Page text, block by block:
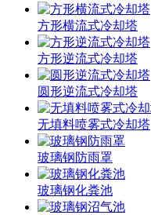
方形横流式冷却塔
方形逆流式冷却塔
圆形逆流式冷却塔
无填料喷雾式冷却塔
玻璃钢防雨罩
玻璃钢化粪池